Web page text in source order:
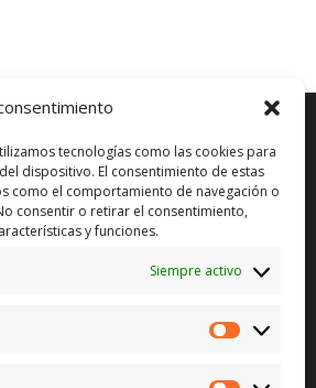
tecnologías como las cookies para
dispositivo. El consentimiento de estas
como el comportamiento de navegación o
consentir o retirar el consentimiento,
y funciones.
Siempre activo
GRATUITO*